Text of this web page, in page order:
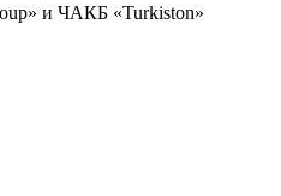
и ЧАКБ «Turkiston»